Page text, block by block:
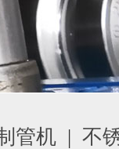
管机 | 不